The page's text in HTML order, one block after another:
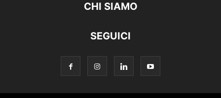
CHI SIAMO
SEGUICI